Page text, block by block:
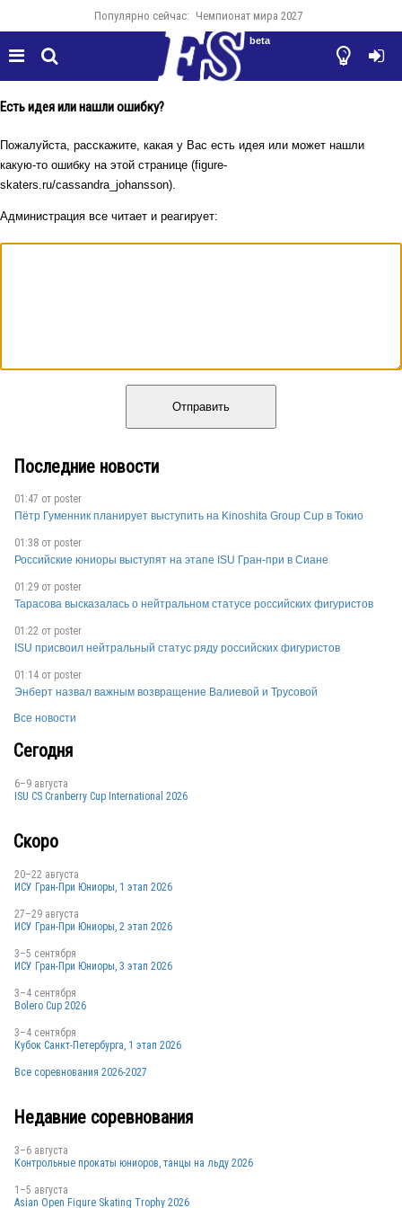
Популярно сейчас: Чемпионат мира 2027
  

beta
Есть идея или нашли ошибку?
Пожалуйста, расскажите, какая у Вас есть идея или может нашли
какую-то ошибку на этой странице (figure-
skaters.ru/cassandra_johansson).
Администрация все читает и реагирует:
Отправить
Последние новости
01:47 от poster
Пётр Гуменник планирует выступить на Kinoshita Group Cup в Токио
01:38 от poster
Российские юниоры выступят на этапе ISU Гран-при в Сиане
01:29 от poster
Тарасова высказалась о нейтральном статусе российских фигуристов
01:22 от poster
ISU присвоил нейтральный статус ряду российских фигуристов
01:14 от poster
Энберт назвал важным возвращение Валиевой и Трусовой
Все новости
Сегодня
6–9 августа
ISU CS Cranberry Cup International 2026
Скоро
20–22 августа
ИСУ Гран-При Юниоры, 1 этап 2026
27–29 августа
ИСУ Гран-При Юниоры, 2 этап 2026
3–5 сентября
ИСУ Гран-При Юниоры, 3 этап 2026
3–4 сентября
Bolero Cup 2026
3–4 сентября
Кубок Санкт-Петербурга, 1 этап 2026
Все соревнования 2026-2027
Недавние соревнования
3–6 августа
Контрольные прокаты юниоров, танцы на льду 2026
1–5 августа
Asian Open Figure Skating Trophy 2026